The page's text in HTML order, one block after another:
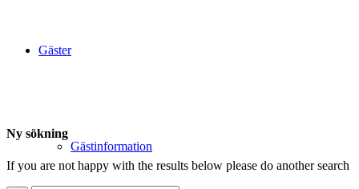
Gäster
Gästinformation
Ny sökning
If you are not happy with the results below please do another search